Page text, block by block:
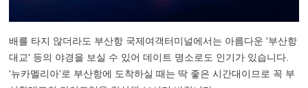
배를 타지 않더라도 부산항 국제여객터미널에서는 아름다운 '부산항
대교' 등의 야경을 보실 수 있어 데이트 명소로도 인기가 있습니다.
'뉴카멜리아'로 부산항에 도착하실 때는 딱 좋은 시간대이므로 꼭 부